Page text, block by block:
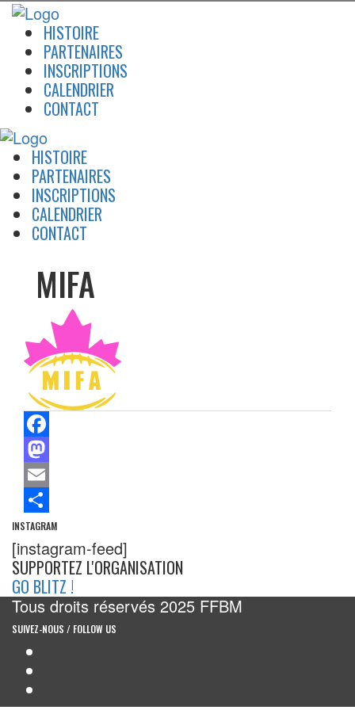
HISTOIRE
PARTENAIRES
INSCRIPTIONS
CALENDRIER
CONTACT
HISTOIRE
PARTENAIRES
INSCRIPTIONS
CALENDRIER
CONTACT
MIFA
Facebook
Mastodon
Email
Share
INSTAGRAM
[instagram-feed]
SUPPORTEZ L'ORGANISATION
GO BLITZ !
Tous droits réservés 2025 FFBM
SUIVEZ-NOUS / FOLLOW US